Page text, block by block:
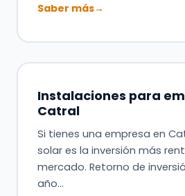
Saber más→
Instalaciones para
Catral
Si tienes una empresa en
solar es la inversión más
mercado. Retorno de
año…